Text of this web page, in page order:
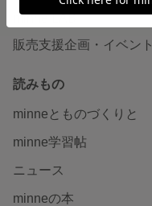
minne LAB
販売支援企画・イベント
読みもの
minneとものづくりと
minne学習帖
ニュース
minneの本